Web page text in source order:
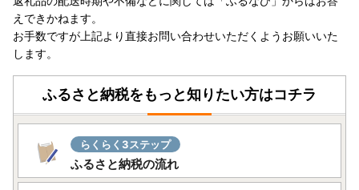
なお、ご贈答用の場合でも受取人様に着払いでご負担いただ
くことになりますので、お届け先のご住所をご入力いただく
際には十分にご注意いただいた上でお申込いただきますよう
よろしくお願い申し上げます。
※転送を拒否された場合の返礼品の再発送はいたしません。
【重要】申し込み後の内容変更
寄附申込みのキャンセル、返礼品の変更・返品はできませ
ん。また、寄附者の都合により返礼品がお届けできない場
合、返礼品の再送は致しません。予めご了承ください。
えできかねます。
お手数ですが上記より直接お問い合わせいただくようお願いいた
します。
ふるさと納税をもっと知りたい方はコチラ
らくらく3ステップ
ふるさと納税の流れ